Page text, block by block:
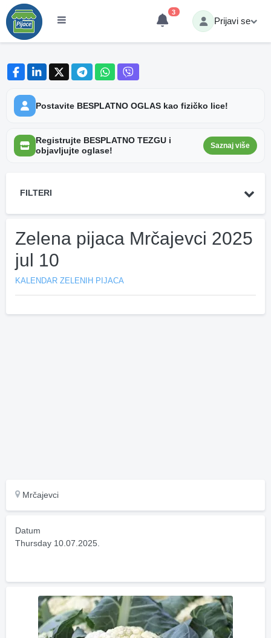
3
Prijavi se
Postavite BESPLATNO OGLAS kao fizičko lice!
Registrujte BESPLATNO TEZGU i
objavljujte oglase!
Saznaj više
FILTERI
Zelena pijaca Mrčajevci 2025
jul 10
KALENDAR ZELENIH PIJACA
Mrčajevci
Datum
Thursday 10.07.2025.